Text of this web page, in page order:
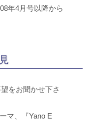
年4月号以降から
をお聞かせ下さ
マ、『Yano E